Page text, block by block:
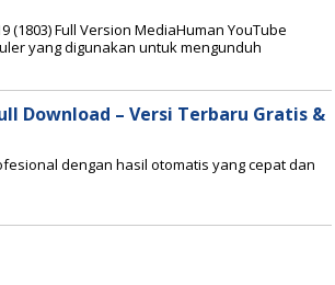
Full Version MediaHuman YouTube
yang digunakan untuk mengunduh
Download – Versi Terbaru Gratis &
dengan hasil otomatis yang cepat dan